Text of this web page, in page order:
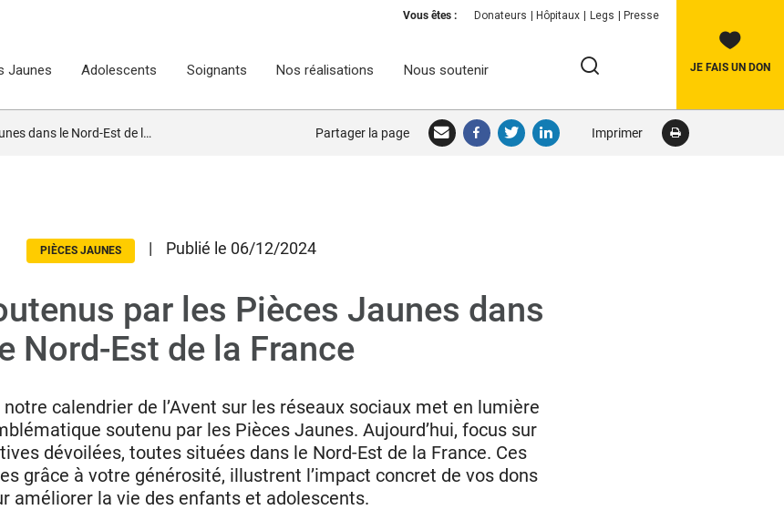
Vous êtes : Donateurs Hôpitaux Legs Presse
Jaunes Adolescents Soignants Nos réalisations Nous soutenir
RECHERCHER
JE FAIS UN DON
le Nord-Est de la France Partager la page Imprimer
PIÈCES JAUNES | Publié le 06/12/2024
par les Pièces Jaunes dans
Nord-Est de la France
calendrier de l’Avent sur les réseaux sociaux met en lumière
soutenu par les Pièces Jaunes. Aujourd’hui, focus sur
dévoilées, toutes situées dans le Nord-Est de la France. Ces
grâce à votre générosité, illustrent l’impact concret de vos dons
améliorer la vie des enfants et adolescents.